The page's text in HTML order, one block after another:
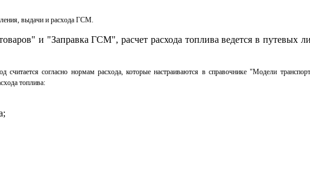
выдачи и расхода ГСМ.
и "Заправка ГСМ", расчет расхода топлива ведется в путевых
согласно нормам расхода, которые настраиваются в справочнике "Модели
топлива: